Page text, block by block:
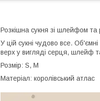
Розкішна сукня зі шлейфом та
У цій сукні чудово все.
верх у вигляді серця, шлейф
Розмір: S, M
Матеріал: королівський атлас